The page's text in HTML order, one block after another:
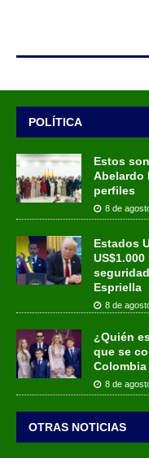
POLÍTICA
Estos
Abelardo
perfiles
8 de
Estados
Espriella
8 de
¿Quién
que se
Colombia
8 de
OTRAS NOTICIAS